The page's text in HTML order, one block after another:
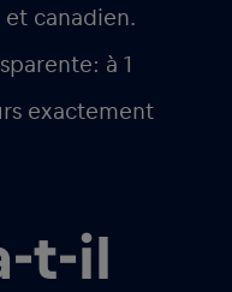
canadien.
: à 1
exactement
t-il